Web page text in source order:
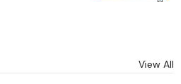
View All